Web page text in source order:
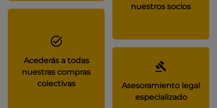
nuestros socios
Acederás a todas
nuestras compras
colectivas
Asesoramiento legal
especializado